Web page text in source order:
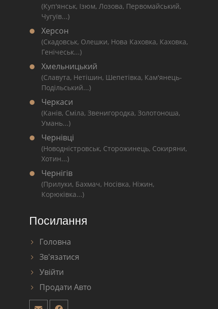
(Куп'янськ, Ізюм, Лозова, Первомайський,
Чугуїв...)
Херсон
(Скадовськ, Олешки, Нова Каховка, Каховка,
Генічеськ...)
Хмельницький
(Славута, Нетішин, Шепетівка, Кам'янець-
Подільський...)
Черкаси
(Канів, Сміла, Звенигородка, Золотоноша,
Умань...)
Чернівці
(Новодністровськ, Сторожинець, Сокиряни,
Хотин...)
Чернігів
(Прилуки, Бахмач, Носівка, Ніжин,
Корюківка...)
Посилання
Головна
Зв'язатися
Увійти
Продати Авто